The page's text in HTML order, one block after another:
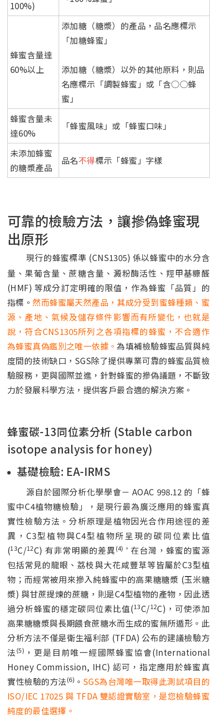
100%)
蜂蜜含量達
60%以上
添加糖（糖漿）的產品，品名應標示
「加糖蜂蜜」
添加糖（糖漿）以外的其他原料，則品
名應標示「調製蜂蜜」或「含○○蜂
蜜」
蜂蜜含量未
達60%
「蜂蜜風味」或「蜂蜜口味」
未添加蜂蜜
的糖漿產品
品名不得標示「蜂蜜」字樣
可靠的檢驗方法，讓摻偽蜂蜜現
出原形
現行的蜂蜜標準 (CNS1305) 係以蜂蜜中的水分含
量、果葡含量、蔗糖含量、澱粉酶活性、羥甲基糠醛
(HMF) 等成分訂定明確的限值，作為蜂蜜「品質」的
指標。然而蜂蜜屬天然產品，其成分受到蜜蜂種類、蜜
源、產地、氣候及儲存條件影響而有所變化，也就是
說，符合CNS1305所列之各項指標的蜂蜜，不合適作
為蜂蜜真偽鑑別之唯一依據。為填補檢驗蜂蜜品質與純
度間的技術缺口，SGS除了提供專業可靠的蜂蜜品質檢
驗服務，更與國際並進，針對蜂蜜的摻偽議題，不斷致
力於發展科學方法，提供客戶最合適的解決方案。
蜂蜜碳-13同位素分析 (Stable carbon
isotope analysis for honey)
基礎檢驗: EA-IRMS
源自於國際分析化學學會－ AOAC 998.12 的「蜂
蜜中C4植物糖檢驗」，是現行最為廣泛應用的蜂蜜真
實性檢驗方法。分析原理是植物因光合作用途徑的差
異，C3型植物與C4型植物所呈現的碳同位素比值
(13C/12C) 有非常明顯的差異(4)。 在台灣，蜂蜜的蜜源
包括常見的龍眼、荔枝與大花咸豐草等皆屬於C3型植
物；而經常被用來摻入純蜂蜜中的高果糖糖漿 (玉米糖
漿) 與甘蔗提煉的蔗糖，則是C4型植物的產物，因此透
過分析蜂蜜的穩定碳同位素比值(13C/12C)，可使添加
高果糖糖漿與長期餵食蔗糖水而生成的蜜無所遁形。此
分析方法不僅是衛生福利部 (TFDA) 公布的建議檢驗方
法(5) ，更是目前唯一經國際蜂蜜協會(International
Honey Commission, IHC) 認可，指定應用於蜂蜜真
實性檢驗的方法(6) 。 SGS為台灣唯一取得此測試項目的
ISO/IEC 17025 與 TFDA 雙認證實驗室，是您檢驗蜂蜜
純度的最佳選擇。